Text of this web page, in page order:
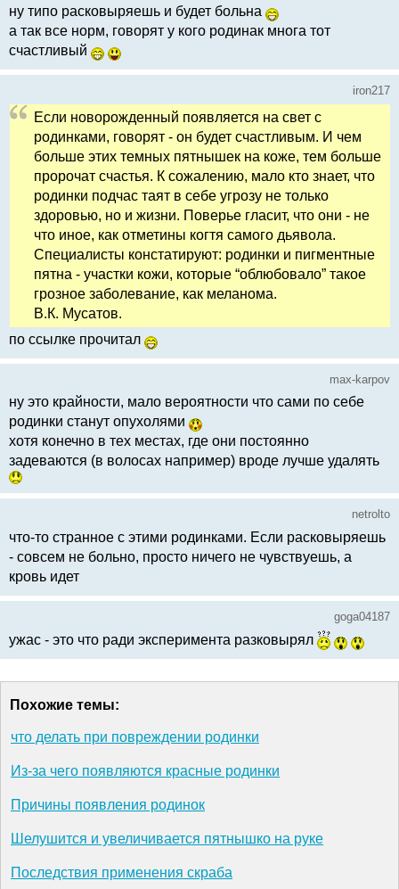
ну типо расковыряешь и будет больна
а так все норм, говорят у кого родинак многа тот
счастливый
iron217
Если новорожденный появляется на свет с
родинками, говорят - он будет счастливым. И чем
больше этих темных пятнышек на коже, тем больше
пророчат счастья. К сожалению, мало кто знает, что
родинки подчас таят в себе угрозу не только
здоровью, но и жизни. Поверье гласит, что они - не
что иное, как отметины когтя самого дьявола.
Специалисты констатируют: родинки и пигментные
пятна - участки кожи, которые “облюбовало” такое
грозное заболевание, как меланома.
В.К. Мусатов.
по ссылке прочитал
max-karpov
ну это крайности, мало вероятности что сами по себе
родинки станут опухолями
хотя конечно в тех местах, где они постоянно
задеваются (в волосах например) вроде лучше удалять
netrolto
что-то странное с этими родинками. Если расковыряешь
- совсем не больно, просто ничего не чувствуешь, а
кровь идет
goga04187
ужас - это что ради эксперимента разковырял
Похожие темы:
что делать при повреждении родинки
Из-за чего появляются красные родинки
Причины появления родинок
Шелушится и увеличивается пятнышко на руке
Последствия применения скраба